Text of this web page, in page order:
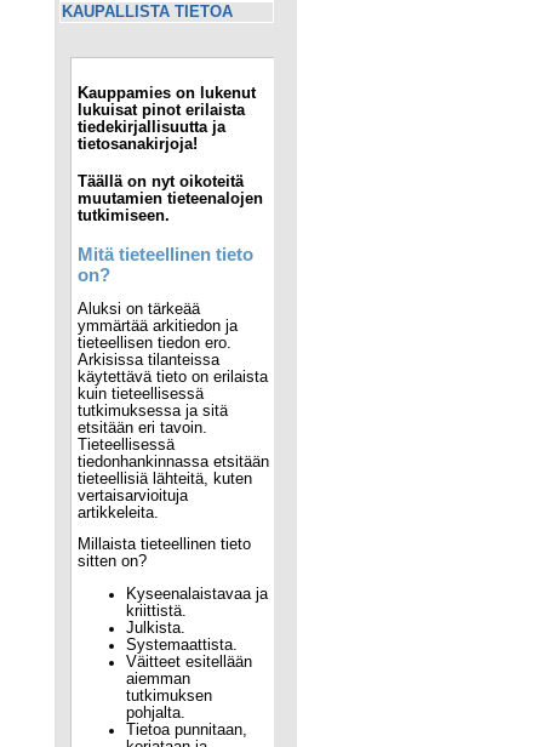
KAUPALLISTA TIETOA
Kauppamies on lukenut
lukuisat pinot erilaista
tiedekirjallisuutta ja
tietosanakirjoja!
Täällä on nyt oikoteitä
muutamien tieteenalojen
tutkimiseen.
Mitä tieteellinen tieto
on?
Aluksi on tärkeää
ymmärtää arkitiedon ja
tieteellisen tiedon ero.
Arkisissa tilanteissa
käytettävä tieto on erilaista
kuin tieteellisessä
tutkimuksessa ja sitä
etsitään eri tavoin.
Tieteellisessä
tiedonhankinnassa etsitään
tieteellisiä lähteitä, kuten
vertaisarvioituja
artikkeleita.
Millaista tieteellinen tieto
sitten on?
Kyseenalaistavaa ja
kriittistä.
Julkista.
Systemaattista.
Väitteet esitellään
aiemman
tutkimuksen
pohjalta.
Tietoa punnitaan,